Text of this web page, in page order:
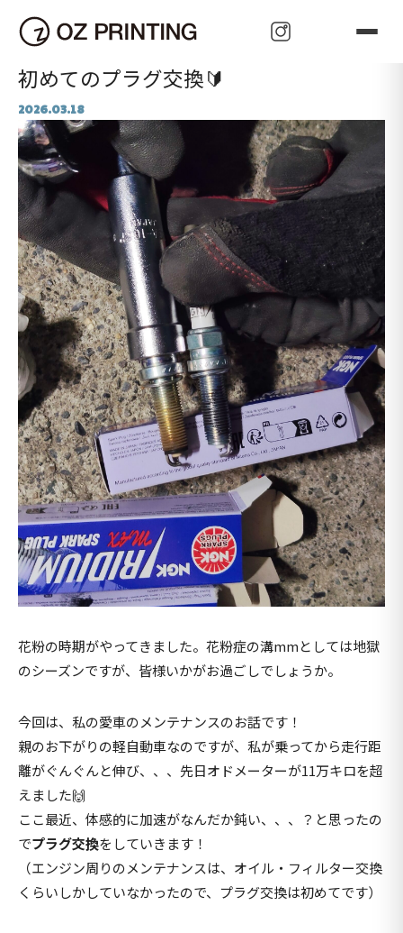
Price
Pioneer
Oz Present
Oz Press
Oz Promotion
Pace
Oz Promise
Oz Protect
Oz Prove
Oz Publish
Person
Power
Oz Purpose
Oz Pleasant
Prominent
Proactive
Pioneer
Present
Perfect
HOME>スタッフブログ> 初めてのプラグ交換🔰
初めてのプラグ交換🔰
2026.03.18
花粉の時期がやってきました。花粉症の溝mmとしては地獄
のシーズンですが、皆様いかがお過ごしでしょうか。
今回は、私の愛車のメンテナンスのお話です！
親のお下がりの軽自動車なのですが、私が乗ってから走行距
離がぐんぐんと伸び、、、先日オドメーターが11万キロを超
えました🙌
ここ最近、体感的に加速がなんだか鈍い、、、？と思ったの
でプラグ交換をしていきます！
（エンジン周りのメンテナンスは、オイル・フィルター交換
くらいしかしていなかったので、プラグ交換は初めてです）